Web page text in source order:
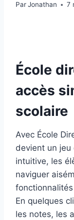
ParJonathan 7
École
accès
scolaire
Avec École
devient un jeu
intuitive, les
naviguer
En quelques
les notes, les